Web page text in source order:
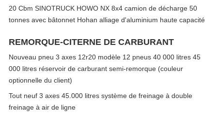
20 Cbm SINOTRUCK HOWO NX 8x4 camion de décharge 50
tonnes avec bâtonnet Hohan alliage d'aluminium haute capacité
REMORQUE-CITERNE DE CARBURANT
Nouveau pneu 3 axes 12r20 modèle 12 pneus 40 000 litres 45
000 litres réservoir de carburant semi-remorque (couleur
optionnelle du client)
Tout neuf 3 axes 45.000 litres système de freinage à double
freinage à air de ligne